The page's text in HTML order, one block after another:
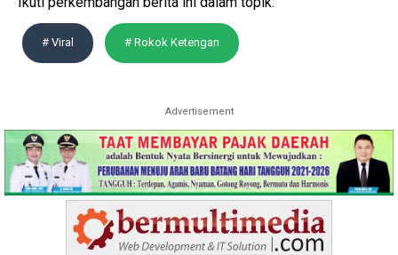
# Viral # Rokok Ketengan
Advertisement